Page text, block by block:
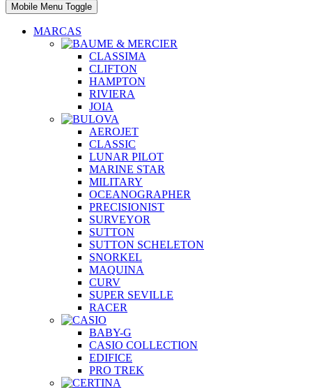
Mobile Menu Toggle
MARCAS
CLASSIMA
CLIFTON
HAMPTON
RIVIERA
JOIA
AEROJET
CLASSIC
LUNAR PILOT
MARINE STAR
MILITARY
OCEANOGRAPHER
PRECISIONIST
SURVEYOR
SUTTON
SUTTON SCHELETON
SNORKEL
MAQUINA
CURV
SUPER SEVILLE
RACER
BABY-G
CASIO COLLECTION
EDIFICE
PRO TREK